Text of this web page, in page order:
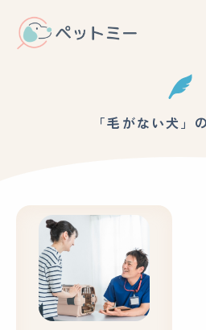
「毛がない犬」